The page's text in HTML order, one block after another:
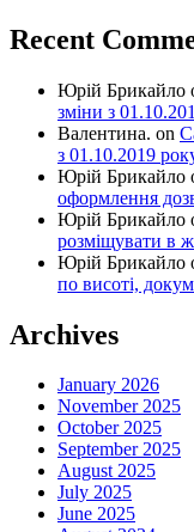
Recent
Юрій Брикайло
зміни з
Валентина. on
з 01.10.2019
Юрій Брикайло
оформлення
Юрій Брикайло
розміщувати в
Юрій Брикайло
по висоті,
Archives
January 2026
November 2025
October 2025
September 2025
August 2025
July 2025
June 2025